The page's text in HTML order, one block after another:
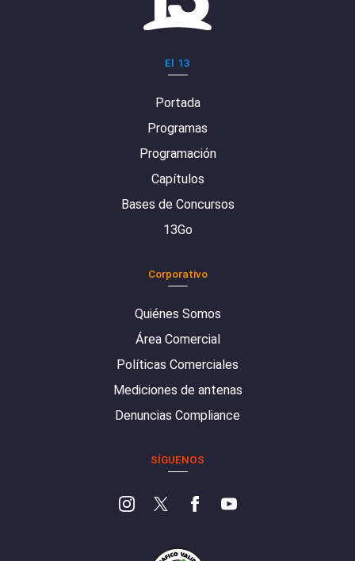
El 13
Portada
Programas
Programación
Capítulos
Bases de Concursos
13Go
Corporativo
Quiénes Somos
Área Comercial
Políticas Comerciales
Mediciones de antenas
Denuncias Compliance
SÍGUENOS